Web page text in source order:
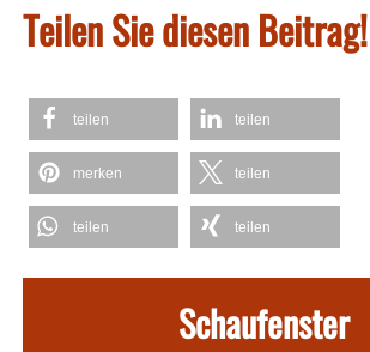
Teilen Sie diesen Beitrag!
teilen teilen
merken teilen
teilen teilen
Schaufenster